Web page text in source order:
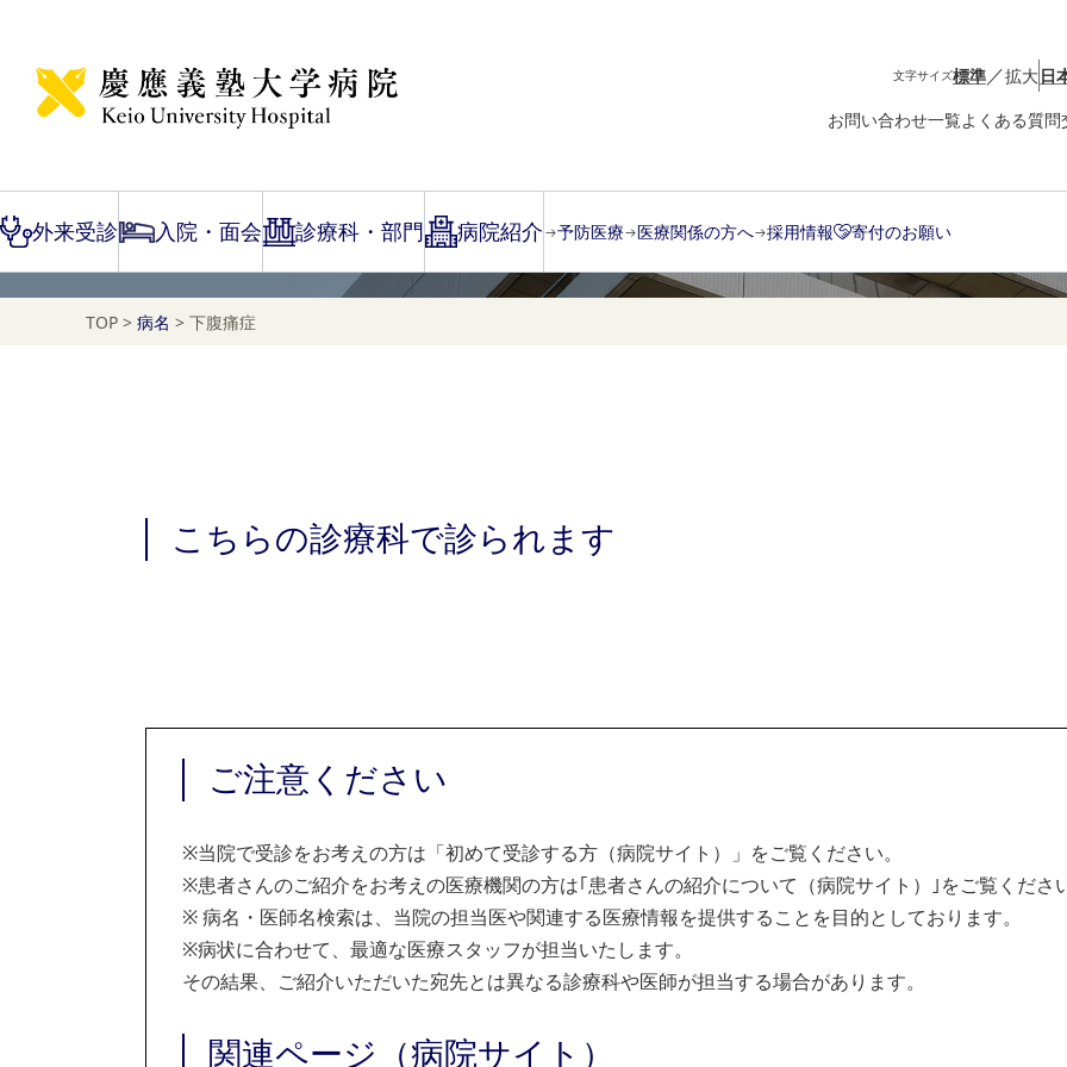
文字サイズ標準／拡大日
お問い合わせ一覧よくある質問
外来受診 入院・面会 診療科・部門 病院紹介 予防医療 医療関係の方へ 採用情報 寄付のお願い
Disease Name Search
TOP > 病名 > 下腹痛症
こちらの診療科で診られます
ご注意ください
※当院で受診をお考えの方は「初めて受診する方（病院サイト）」をご覧ください。
※患者さんのご紹介をお考えの医療機関の方は｢患者さんの紹介について（病院サイト）｣をご覧くださ
※病名・医師名検索は、当院の担当医や関連する医療情報を提供することを目的としております。
※病状に合わせて、最適な医療スタッフが担当いたします。
その結果、ご紹介いただいた宛先とは異なる診療科や医師が担当する場合があります。
関連ページ（病院サイト）